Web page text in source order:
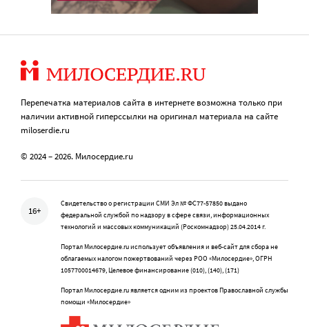
Перепечатка материалов сайта в интернете возможна только при
наличии активной гиперссылки на оригинал материала на сайте
miloserdie.ru
© 2024 – 2026. Милосердие.ru
16+
Свидетельство о регистрации СМИ Эл № ФС77-57850 выдано
федеральной службой по надзору в сфере связи, информационных
технологий и массовых коммуникаций (Роскомнадзор) 25.04.2014 г.
Портал Милосердие.ru использует объявления и веб-сайт для сбора не
облагаемых налогом пожертвований через РОО «Милосердие», ОГРН
1057700014679, Целевое финансирование (010), (140), (171)
Портал Милосердие.ru является одним из проектов Православной службы
помощи «Милосердие»